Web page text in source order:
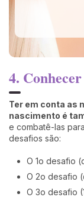
4.
Ter em conta as
nascimento é
e combatê-las
desafios são:
O 1o desafio
O 2o desafio
O 3o desafio